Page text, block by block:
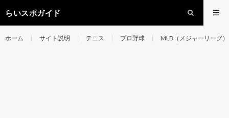
らいスポガイド
ホーム サイト説明 テニス プロ野球 MLB（メジャーリーグ）